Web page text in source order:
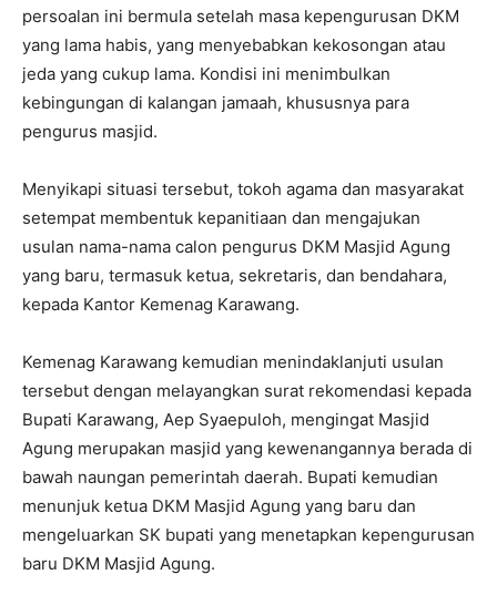
persoalan ini bermula setelah masa kepengurusan DKM
yang lama habis, yang menyebabkan kekosongan atau
jeda yang cukup lama. Kondisi ini menimbulkan
kebingungan di kalangan jamaah, khususnya para
pengurus masjid.
Menyikapi situasi tersebut, tokoh agama dan masyarakat
setempat membentuk kepanitiaan dan mengajukan
usulan nama-nama calon pengurus DKM Masjid Agung
yang baru, termasuk ketua, sekretaris, dan bendahara,
kepada Kantor Kemenag Karawang.
Kemenag Karawang kemudian menindaklanjuti usulan
tersebut dengan melayangkan surat rekomendasi kepada
Bupati Karawang, Aep Syaepuloh, mengingat Masjid
Agung merupakan masjid yang kewenangannya berada di
bawah naungan pemerintah daerah. Bupati kemudian
menunjuk ketua DKM Masjid Agung yang baru dan
mengeluarkan SK bupati yang menetapkan kepengurusan
baru DKM Masjid Agung.